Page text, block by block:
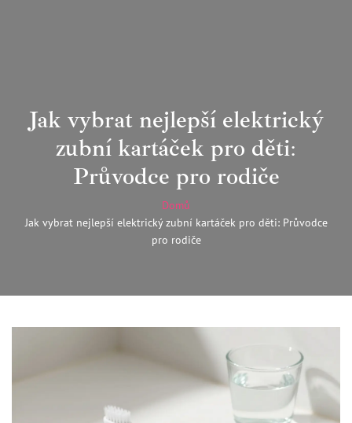
Jak vybrat nejlepší elektrický
zubní kartáček pro děti:
Průvodce pro rodiče
Domů
Jak vybrat nejlepší elektrický zubní kartáček pro děti: Průvodce
pro rodiče